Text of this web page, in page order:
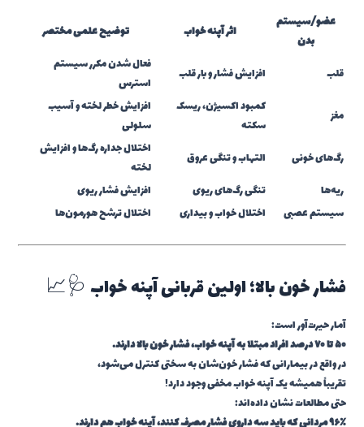
عضو/سیستم
بدن
اثر آپنه خواب توضیح علمی مختصر
قلب افزایش فشار و بار قلب
فعال شدن مکرر سیستم
استرس
مغز
کمبود اکسیژن، ریسک
سکته
افزایش خطر لخته و آسیب
سلولی
رگ‌های خونی
التهاب و تنگی عروق
اختلال جداره رگ‌ها و افزایش
لخته
ریه‌ها
تنگی رگ‌های ریوی
افزایش فشار ریوی
سیستم عصبی
اختلال خواب و بیداری اختلال ترشح هورمون‌ها
فشار خون بالا؛ اولین قربانی آپنه خواب 🩺📈
آمار حیرت‌آور است:
۵۰ تا ۷۰ درصد افراد مبتلا به آپنه خواب، فشار خون بالا دارند.
در واقع در بیمارانی که فشار خون‌شان به سختی کنترل می‌شود،
تقریباً همیشه یک آپنه خواب مخفی وجود دارد!
حتی مطالعات نشان داده‌اند:
۹۶٪ مردانی که باید سه داروی فشار مصرف کنند، آپنه خواب هم دارند.